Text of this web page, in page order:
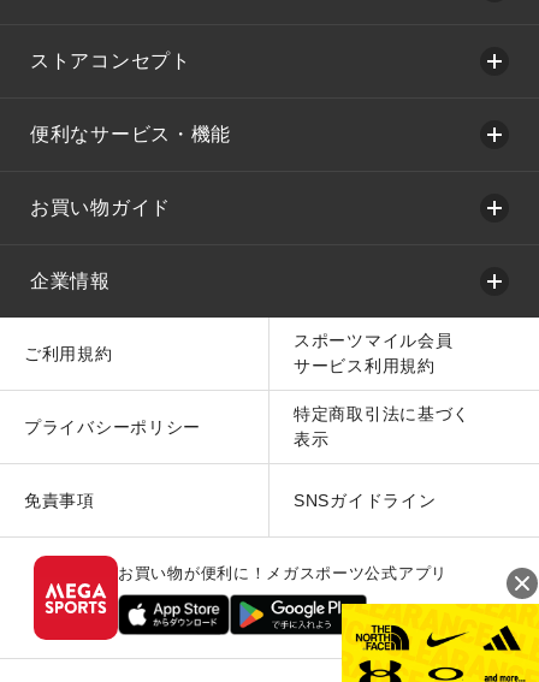
ストアコンセプト
便利なサービス・機能
お買い物ガイド
企業情報
ご利用規約
スポーツマイル会員
サービス利用規約
プライバシーポリシー
特定商取引法に基づく
表示
免責事項 SNSガイドライン
お買い物が便利に！メガスポーツ公式アプリ